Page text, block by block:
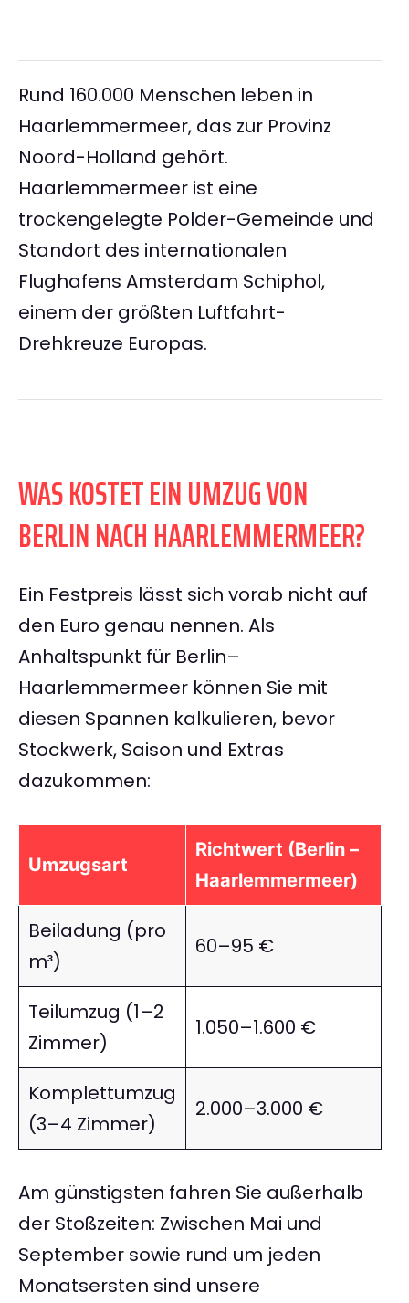
Rund 160.000 Menschen leben in
Haarlemmermeer, das zur Provinz
Noord-Holland gehört.
Haarlemmermeer ist eine
trockengelegte Polder-Gemeinde und
Standort des internationalen
Flughafens Amsterdam Schiphol,
einem der größten Luftfahrt-
Drehkreuze Europas.
WAS KOSTET EIN UMZUG VON
BERLIN NACH HAARLEMMERMEER?
Ein Festpreis lässt sich vorab nicht auf
den Euro genau nennen. Als
Anhaltspunkt für Berlin–
Haarlemmermeer können Sie mit
diesen Spannen kalkulieren, bevor
Stockwerk, Saison und Extras
dazukommen:
Umzugsart
Richtwert (Berlin –
Haarlemmermeer)
Beiladung (pro
m³)
60–95 €
Teilumzug (1–2
Zimmer)
1.050–1.600 €
Komplettumzug
(3–4 Zimmer)
2.000–3.000 €
Am günstigsten fahren Sie außerhalb
der Stoßzeiten: Zwischen Mai und
September sowie rund um jeden
Monatsersten sind unsere